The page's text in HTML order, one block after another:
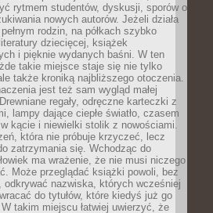
rytmem studentów, dyskusji, sporów o
nowych autorów. Jeżeli działa
rodzin, na półkach szybko
dziecięcej, książek
i pięknie wydanych baśni. W ten
takie miejsce staje się nie tylko
także kroniką najbliższego otoczenia.
jest też sam wygląd małej
regały, odręczne karteczki z
lampy dające ciepłe światło, czasem
kącie i niewielki stolik z nowościami.
która nie próbuje krzyczeć, lecz
zatrzymania się. Wchodząc do
ma wrażenie, że nie musi niczego
Może przeglądać książki powoli, bez
odkrywać nazwiska, których wcześniej
do tytułów, które kiedyś już go
W takim miejscu łatwiej uwierzyć, że